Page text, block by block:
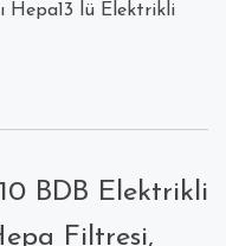
Hepa13 lü Elektrikli
BDB Elektrikli
Filtresi,